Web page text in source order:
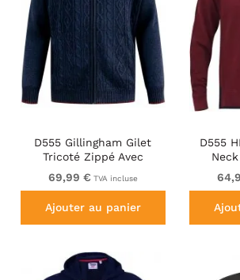
D555 Gillingham Gilet
Tricoté Zippé Avec
Doublure Bleu Marine
69,99 € TVA incluse
Ajouter au panier
D555